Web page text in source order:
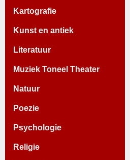
Kartografie
Kunst en antiek
Literatuur
Muziek Toneel Theater
Natuur
Poezie
Psychologie
Religie